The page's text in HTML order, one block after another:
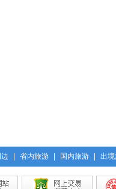
省内旅游 国内旅游 出